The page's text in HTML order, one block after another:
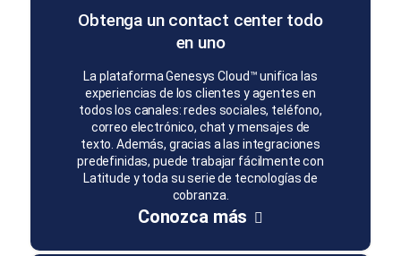
Obtenga un contact center todo
en uno
La plataforma Genesys Cloud™ unifica las
experiencias de los clientes y agentes en
todos los canales: redes sociales, teléfono,
correo electrónico, chat y mensajes de
texto. Además, gracias a las integraciones
predefinidas, puede trabajar fácilmente con
Latitude y toda su serie de tecnologías de
cobranza.
Conozca más